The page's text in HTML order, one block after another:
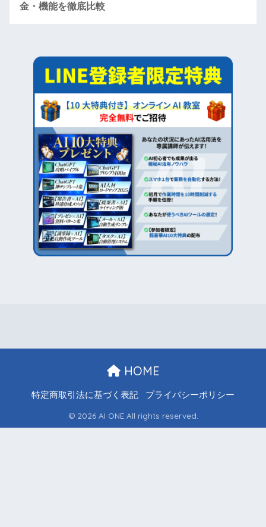
金・機能を徹底比較
HOME
特定商取引法に基づく表記 プライバシーポリシー
© 2026 AI ONE All rights reserved.